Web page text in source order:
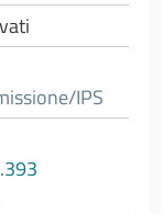
IPS